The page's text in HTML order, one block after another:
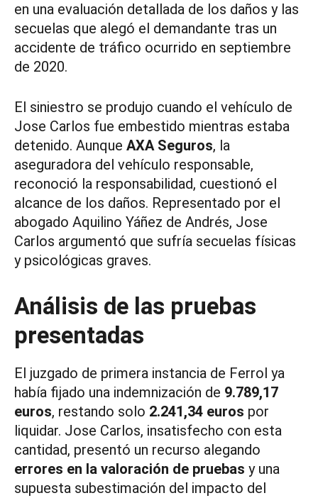
en una evaluación detallada de los daños y las
secuelas que alegó el demandante tras un
accidente de tráfico ocurrido en septiembre
de 2020.
El siniestro se produjo cuando el vehículo de
Jose Carlos fue embestido mientras estaba
detenido. Aunque AXA Seguros, la
aseguradora del vehículo responsable,
reconoció la responsabilidad, cuestionó el
alcance de los daños. Representado por el
abogado Aquilino Yáñez de Andrés, Jose
Carlos argumentó que sufría secuelas físicas
y psicológicas graves.
Análisis de las pruebas
presentadas
El juzgado de primera instancia de Ferrol ya
había fijado una indemnización de 9.789,17
euros, restando solo 2.241,34 euros por
liquidar. Jose Carlos, insatisfecho con esta
cantidad, presentó un recurso alegando
errores en la valoración de pruebas y una
supuesta subestimación del impacto del